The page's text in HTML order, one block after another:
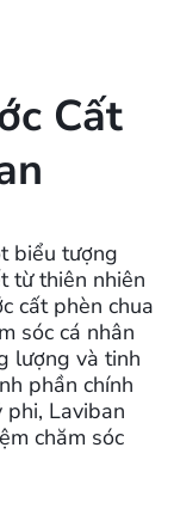
Cất
biểu tượng
từ thiên nhiên
cất phèn chua
sóc cá nhân
lượng và tinh
phần chính
phi, Laviban
chăm sóc